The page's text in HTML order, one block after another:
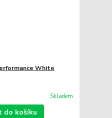
White
Skladem
do košíku